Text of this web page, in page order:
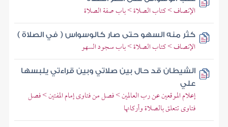
الإنصاف > كتاب الصلاة > باب صفة الصلاة
كثر منه السهو حتى صار كالوسواس ( في الصلاة )
الإنصاف > كتاب الصلاة > باب سجود السهو
الشيطان قد حال بين صلاتي وبين قراءتي يلبسها
علي
إعلام الموقعين عن رب العالمين > فصل من فتاوى إمام المفتين > فصل
فتاوى تتعلق بالصلاة وأركانها